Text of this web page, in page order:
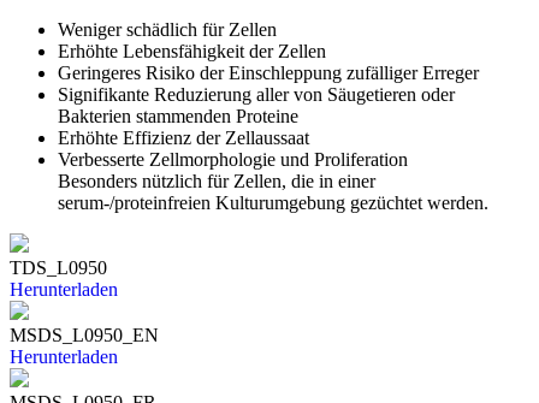
Weniger schädlich für Zellen
Erhöhte Lebensfähigkeit der Zellen
Geringeres Risiko der Einschleppung zufälliger Erreger
Signifikante Reduzierung aller von Säugetieren oder
Bakterien stammenden Proteine
Erhöhte Effizienz der Zellaussaat
Verbesserte Zellmorphologie und Proliferation
Besonders nützlich für Zellen, die in einer
serum-/proteinfreien Kulturumgebung gezüchtet werden.
TDS_L0950
Herunterladen
MSDS_L0950_EN
Herunterladen